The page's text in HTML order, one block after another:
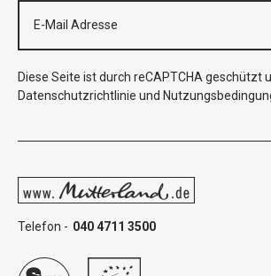
Diese Seite ist durch reCAPTCHA geschützt
Datenschutzrichtlinie und
Telefon - 040 4711 3500